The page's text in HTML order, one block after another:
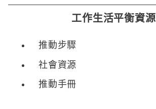
工作生活平衡資源
推動步驟
社會資源
推動手冊